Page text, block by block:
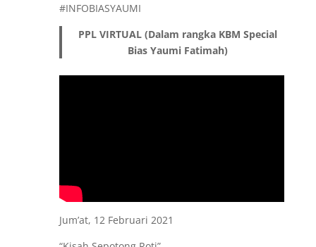
#INFOBIASYAUMI
PPL VIRTUAL (Dalam rangka KBM Special
Bias Yaumi Fatimah)
Jum’at, 12 Februari 2021